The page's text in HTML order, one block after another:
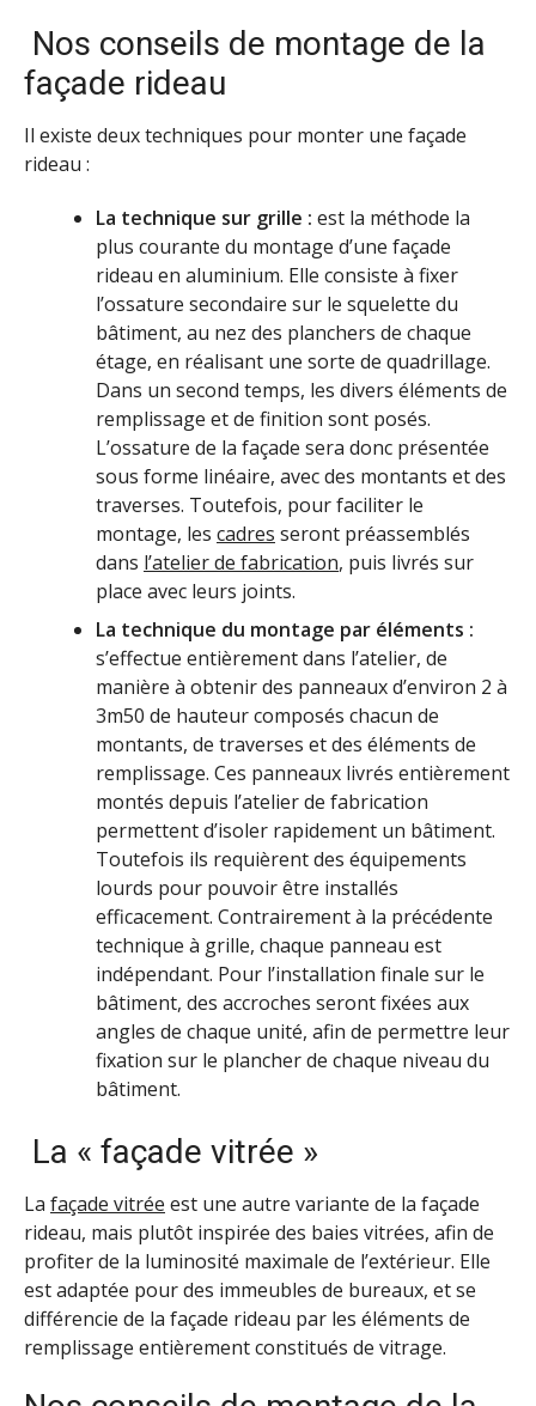
Nos conseils de montage de la
façade rideau
Il existe deux techniques pour monter une façade
rideau :
La technique sur grille : est la méthode la
plus courante du montage d’une façade
rideau en aluminium. Elle consiste à fixer
l’ossature secondaire sur le squelette du
bâtiment, au nez des planchers de chaque
étage, en réalisant une sorte de quadrillage.
Dans un second temps, les divers éléments de
remplissage et de finition sont posés.
L’ossature de la façade sera donc présentée
sous forme linéaire, avec des montants et des
traverses. Toutefois, pour faciliter le
montage, les cadres seront préassemblés
dans l’atelier de fabrication, puis livrés sur
place avec leurs joints.
La technique du montage par éléments :
s’effectue entièrement dans l’atelier, de
manière à obtenir des panneaux d’environ 2 à
3m50 de hauteur composés chacun de
montants, de traverses et des éléments de
remplissage. Ces panneaux livrés entièrement
montés depuis l’atelier de fabrication
permettent d’isoler rapidement un bâtiment.
Toutefois ils requièrent des équipements
lourds pour pouvoir être installés
efficacement. Contrairement à la précédente
technique à grille, chaque panneau est
indépendant. Pour l’installation finale sur le
bâtiment, des accroches seront fixées aux
angles de chaque unité, afin de permettre leur
fixation sur le plancher de chaque niveau du
bâtiment.
La « façade vitrée »
La façade vitrée est une autre variante de la façade
rideau, mais plutôt inspirée des baies vitrées, afin de
profiter de la luminosité maximale de l’extérieur. Elle
est adaptée pour des immeubles de bureaux, et se
différencie de la façade rideau par les éléments de
remplissage entièrement constitués de vitrage.